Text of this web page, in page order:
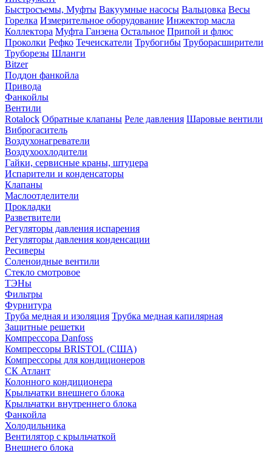
Быстросъемы, Муфты Вакуумные насосы Вальцовка Весы
Горелка Измерительное оборудование Инжектор масла
Коллектора Муфта Ганзена Остальное Припой и флюс
Проколки Рефко Течеискатели Трубогибы Труборасширители
Труборезы Шланги
Bitzer
Поддон фанкойла
Привода
Фанкойлы
Вентили
Rotalock Обратные клапаны Реле давления Шаровые вентили
Виброгаситель
Воздухонагреватели
Воздухоохлодители
Гайки, сервисные краны, штуцера
Испарители и конденсаторы
Клапаны
Маслоотделители
Прокладки
Разветвители
Регуляторы давления испарения
Регуляторы давления конденсации
Ресиверы
Соленоидные вентили
Стекло смотровое
ТЭНы
Фильтры
Фурнитура
Труба медная и изоляция Трубка медная капилярная
Защитные решетки
Компрессора Danfoss
Компрессоры BRISTOL (США)
Компрессоры для кондиционеров
СК Атлант
Колонного кондиционера
Крыльчатки внешнего блока
Крыльчатки внутреннего блока
Фанкойла
Холодильника
Вентилятор с крыльчаткой
Внешнего блока